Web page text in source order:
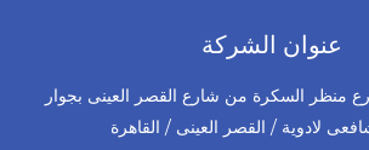
عنوان الشركة
الاول : 11 شارع منظر السكرة من شارع القصر العينى بجوار
لادوية / القصر العينى / القاهرة